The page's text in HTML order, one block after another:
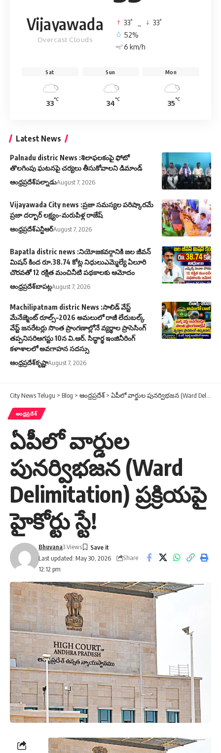
Vijayawada
Overcast Clouds
33° 33°
52%
6 km/h
Sat
33°C
Sun
34°C
Mon
35°C
Latest News
Palnadu distric News :శిలాఫలకంపై ఫోటో
తొలగింపు ఘటనపై చర్యలు తీసుకోవాలని డిమాండ్
ఆంధ్రప్రదేశ్పల్నాడుAugust 7, 2026
Vijayawada City news :ప్రజా సమస్యల పరిష్కారమే
ప్రజా దర్బార్ లక్ష్యం-మరుపిళ్ల రాజేష్
ఆంధ్రప్రదేశ్ఎన్టీఆర్August 7, 2026
Bapatla distric news :నియోజకవర్గానికి జల జీవన్
మిషన్ కింద రూ.38.74 కోట్ల నిధులుఎమ్మెల్యే ఏలూరి
చొరవతో 12 రక్షిత మంచినీటి పథకాలకు ఆమోదం
ఆంధ్రప్రదేశ్బాపట్లAugust 7, 2026
Machilipatnam distric News :సాలిడ్ వేస్ట్
మేనేజ్మెంట్ రూల్స్–2026 అమలులో రాజీ లేదుబల్క్
వేస్ట్ జనరేటర్లు సొంత ప్రాంగణాల్లోనే వ్యర్థాల ప్రాసెసింగ్
తప్పనిసరిఆగస్టు 10న వి.ఆర్. సిద్ధార్థ ఇంజినీరింగ్
కళాశాలలో అవగాహన సదస్సు
ఆంధ్రప్రదేశ్కృష్ణాAugust 7, 2026
City News Telugu > Blog > ఆంధ్రప్రదేశ్> ఏపీలో వార్డుల పునర్విభజన (Ward Delimitation) ప్రక్రియపై హైకోర్టు స్టే!
ఆంధ్రప్రదేశ్
ఏపీలో వార్డుల
పునర్విభజన (Ward
Delimitation) ప్రక్రియపై
హైకోర్టు స్టే!
Last updated: May 30, 2026
12:12 pm
Bhuvana3 Views
Share